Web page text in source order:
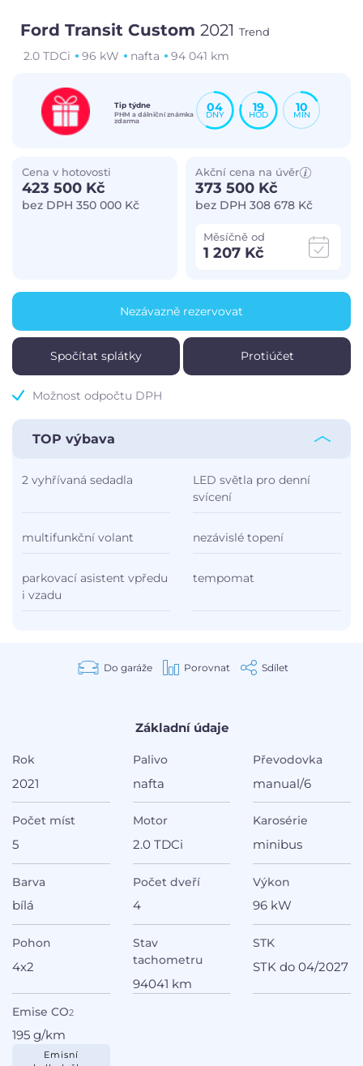
Ford Transit Custom2021 Trend
2.0 TDCi 96 kW nafta 94 041 km
Možnost odpočtu DPH
Tip týdne
PHM a dálniční známka
zdarma
04
DNY
19
HOD
10
MIN
Měsíčně od
1 207 Kč
Akční cena na úvěr
373 500 Kč
bez DPH 308 678 Kč
Cena v hotovosti
423 500 Kč
bez DPH 350 000 Kč
Spočítat splátky Protiúčet
Nezávazně rezervovat
TOP výbava
2 vyhřívaná sedadla
LED světla pro denní
svícení
multifunkční volant nezávislé topení
parkovací asistent vpředu
i vzadu
tempomat
Do garáže Porovnat Sdílet
Základní údaje
Rok
2021
Palivo
nafta
Převodovka
manual/6
Počet míst
5
Motor
2.0 TDCi
Karosérie
minibus
Barva
bílá
Počet dveří
4
Výkon
96 kW
Pohon
4x2
Stav
tachometru
94041 km
STK
STK do 04/2027
Emise CO2
195 g/km
Emisní